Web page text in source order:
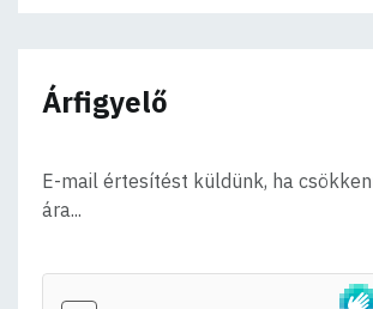
Árfigyelő
E-mail értesítést küldünk, ha
ára...